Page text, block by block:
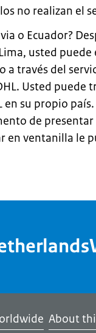
no realizan el
o Ecuador?
usted
a través del
Usted puede
en su propio
de
en ventanilla le
About